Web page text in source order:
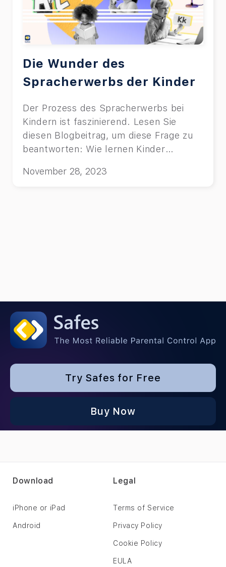
Die Wunder des
Spracherwerbs der Kinder
Der Prozess des Spracherwerbs bei
Kindern ist faszinierend. Lesen Sie
diesen Blogbeitrag, um diese Frage zu
beantworten: Wie lernen Kinder
November 28, 2023
Try Safes for Free
Buy Now
Legal
Terms of Service
Privacy Policy
Cookie Policy
EULA
Download
iPhone or iPad
Android